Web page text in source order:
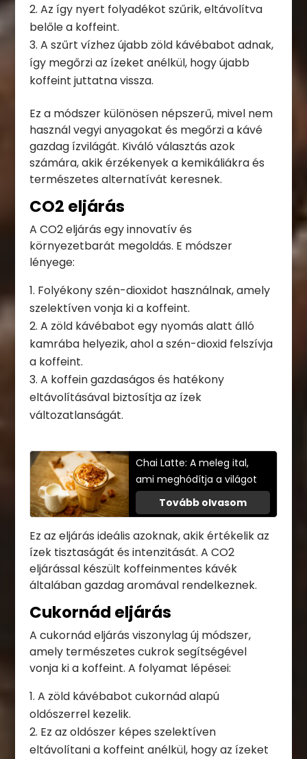
Az így nyert folyadékot szűrik, eltávolítva
belőle a koffeint.
A szűrt vízhez újabb zöld kávébabot adnak,
így megőrzi az ízeket anélkül, hogy újabb
koffeint juttatna vissza.
Ez a módszer különösen népszerű, mivel nem
használ vegyi anyagokat és megőrzi a kávé
gazdag ízvilágát. Kiváló választás azok
számára, akik érzékenyek a kemikáliákra és
természetes alternatívát keresnek.
CO2 eljárás
A CO2 eljárás egy innovatív és
környezetbarát megoldás. E módszer
lényege:
Folyékony szén-dioxidot használnak, amely
szelektíven vonja ki a koffeint.
A zöld kávébabot egy nyomás alatt álló
kamrába helyezik, ahol a szén-dioxid felszívja
a koffeint.
A koffein gazdaságos és hatékony
eltávolításával biztosítja az ízek
változatlanságát.
Chai Latte: A meleg ital,
ami meghódítja a világot
Tovább olvasom
Ez az eljárás ideális azoknak, akik értékelik az
ízek tisztaságát és intenzitását. A CO2
eljárással készült koffeinmentes kávék
általában gazdag aromával rendelkeznek.
Cukornád eljárás
A cukornád eljárás viszonylag új módszer,
amely természetes cukrok segítségével
vonja ki a koffeint. A folyamat lépései:
A zöld kávébabot cukornád alapú
oldószerrel kezelik.
Ez az oldószer képes szelektíven
eltávolítani a koffeint anélkül, hogy az ízeket